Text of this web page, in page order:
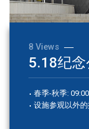
8 Views
5.18纪念
春季-秋季:
设施参观以外的